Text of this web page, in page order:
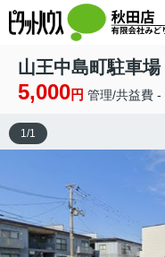
山王中島町駐車場
5,000円 管理/共益費 -
1/1